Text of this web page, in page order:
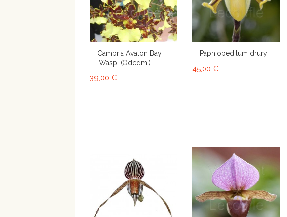
Cambria Avalon Bay
'Wasp' (Odcdm.)
39,00 €
Paphiopedilum druryi
45,00 €